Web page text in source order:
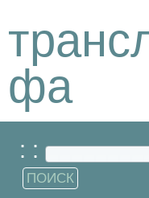
фа
: :